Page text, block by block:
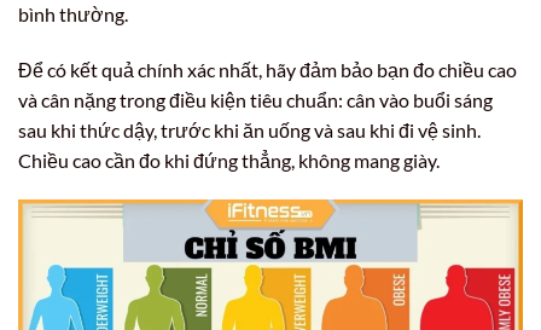
bình thường.
Để có kết quả chính xác nhất, hãy đảm bảo bạn đo chiều cao
và cân nặng trong điều kiện tiêu chuẩn: cân vào buổi sáng
sau khi thức dậy, trước khi ăn uống và sau khi đi vệ sinh.
Chiều cao cần đo khi đứng thẳng, không mang giày.